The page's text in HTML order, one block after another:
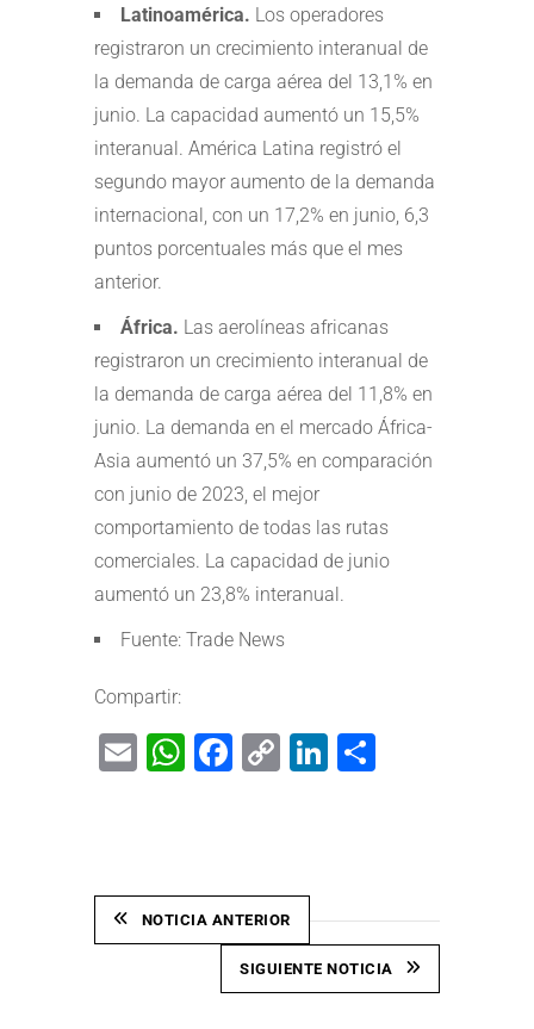
Latinoamérica. Los operadores
registraron un crecimiento interanual de
la demanda de carga aérea del 13,1% en
junio. La capacidad aumentó un 15,5%
interanual. América Latina registró el
segundo mayor aumento de la demanda
internacional, con un 17,2% en junio, 6,3
puntos porcentuales más que el mes
anterior.
África. Las aerolíneas africanas
registraron un crecimiento interanual de
la demanda de carga aérea del 11,8% en
junio. La demanda en el mercado África-
Asia aumentó un 37,5% en comparación
con junio de 2023, el mejor
comportamiento de todas las rutas
comerciales. La capacidad de junio
aumentó un 23,8% interanual.
Fuente: Trade News
Compartir:
EmailWhatsApp
Facebook
CopyLinkedIn
NOTICIA ANTERIOR
SIGUIENTE NOTICIA